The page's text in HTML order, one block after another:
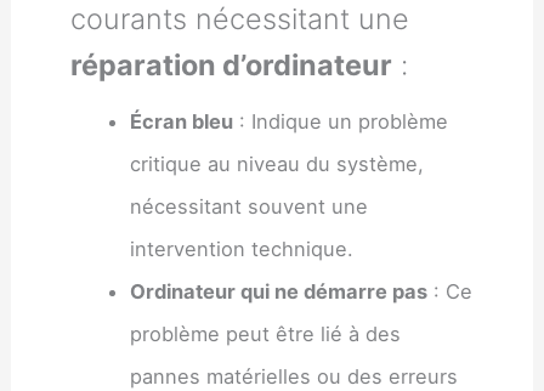
courants nécessitant une
réparation d’ordinateur :
Écran bleu : Indique un problème
critique au niveau du système,
nécessitant souvent une
intervention technique.
Ordinateur qui ne démarre pas : Ce
problème peut être lié à des
pannes matérielles ou des erreurs